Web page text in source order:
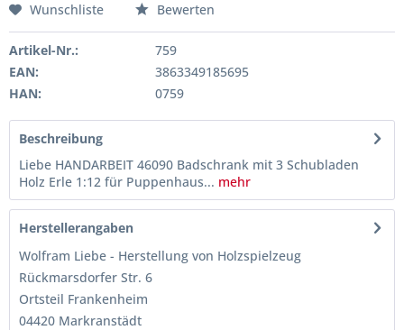
Wunschliste Bewerten
Artikel-Nr.:
759
EAN:
3863349185695
HAN:
0759
Beschreibung
Liebe HANDARBEIT 46090 Badschrank mit 3 Schubladen
Holz Erle 1:12 für Puppenhaus... mehr
Herstellerangaben
Wolfram Liebe - Herstellung von Holzspielzeug
Rückmarsdorfer Str. 6
Ortsteil Frankenheim
04420 Markranstädt